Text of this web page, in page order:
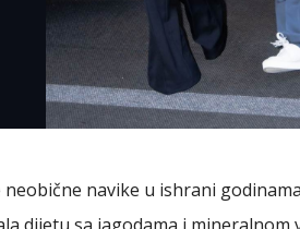
navike u ishrani
dijetu sa jagodama i mineralnom